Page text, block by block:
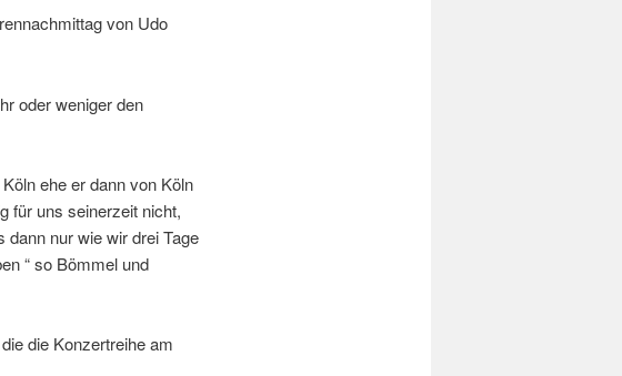
von Udo
oder weniger den
ehe er dann von Köln
für uns seinerzeit nicht,
nur wie wir drei Tage
“ so Bömmel und
die Konzertreihe am